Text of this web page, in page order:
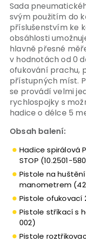
Sada
svým použitím do
příslušenstvím ke
obsáhlosti
hlavně přesné
v hodnotách od 0
ofukování prachu,
přístupných míst.
se provádí velmi
rychlospojky s
hadice o délce 5
Obsah balení:
Hadice spirálová
STOP (10.2501-
Pistole na
manometrem
Pistole ofukovací
Pistole stříkací s
002)
Pistole